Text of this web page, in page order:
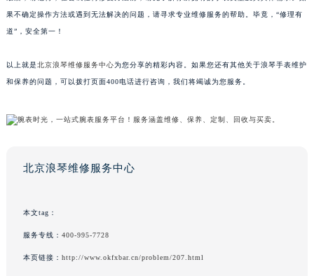
果不确定操作方法或遇到无法解决的问题，请寻求专业维修服务的帮助。毕竟，“修理有
道”，安全第一！
以上就是北京浪琴维修服务中心为您分享的精彩内容。如果您还有其他关于浪琴手表维护
和保养的问题，可以拨打页面400电话进行咨询，我们将竭诚为您服务。
北京浪琴维修服务中心
本文tag：
服务专线： 400-995-7728
本页链接： http://www.okfxbar.cn/problem/207.html